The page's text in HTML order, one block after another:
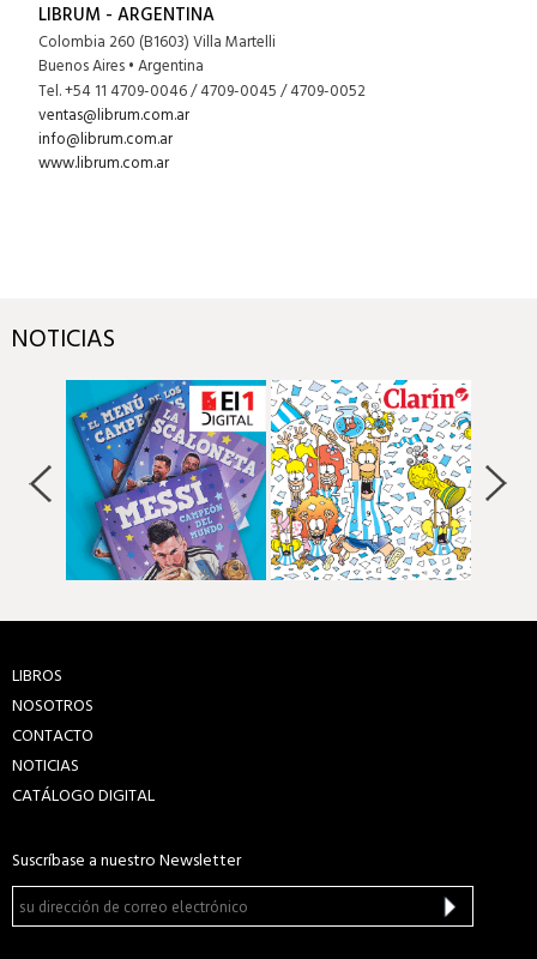
LIBRUM - ARGENTINA
Colombia 260 (B1603) Villa Martelli
Buenos Aires • Argentina
Tel. +54 11 4709-0046 / 4709-0045 / 4709-0052
ventas@librum.com.ar
info@librum.com.ar
www.librum.com.ar
NOTICIAS
LIBROS
NOSOTROS
CONTACTO
NOTICIAS
CATÁLOGO DIGITAL
Suscríbase a nuestro Newsletter